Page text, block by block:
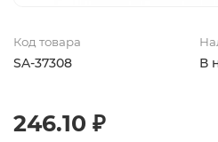
Код товара
SA-37308 В
246.10 ₽